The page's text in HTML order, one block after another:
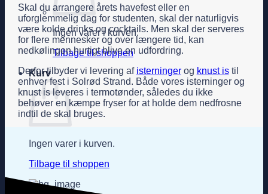
Ingen varer i kurven.
Tilbage til shoppen
Kurv
Ingen varer i kurven.
Tilbage til shoppen
Skal du arrangere årets havefest eller en
uforglemmelig dag for studenten, skal der naturligvis
være kolde drinks og cocktails. Men skal der serveres
for flere mennesker og over længere tid, kan
nedkølingen hurtigt blive en udfordring.
Derfor tilbyder vi levering af isterningerog knust istil
enhver fest i Solrød Strand. Både vores isterninger og
knust is leveres i termotønder, således du ikke
behøver en kæmpe fryser for at holde dem nedfrosne
indtil de skal bruges.